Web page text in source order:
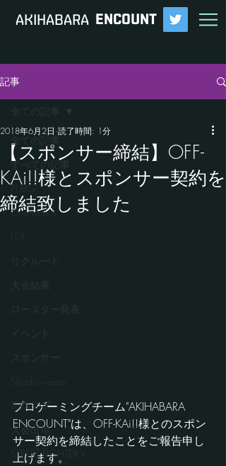
​AKIHABARA ENCOUNT
記事
全ての記事
すべての記事
PUBG
Overwatch
LOL
リクルート
大会結果
ロースター発表
イベント
スポンサー
Shadowverse
TEKKEN7
大会出場
STREET FIGHTER V
全ての記事
【スポンサー締結】OFF-
KAi!!様とスポンサー契約を
締結致しました
2018年6月2日 読了時間: 1分
プロゲーミングチーム"AKIHABARA
ENCOUNT"は、OFF-KAi!!様とのスポン
サー契約を締結したことをご報告申し
上げます。